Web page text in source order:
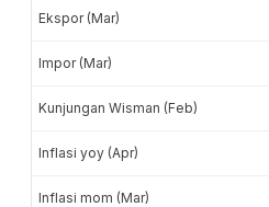
Ekspor (Mar)
Impor (Mar)
Kunjungan Wisman (Feb)
Inflasi yoy (Apr)
Inflasi mom (Mar)